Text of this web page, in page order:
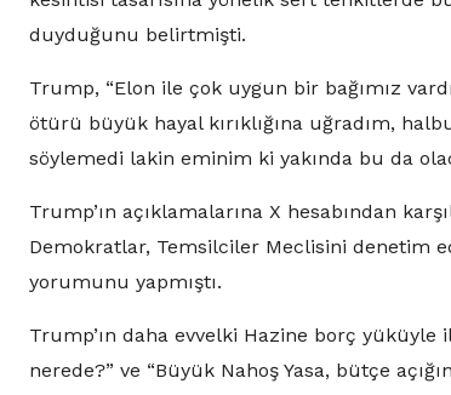
duyduğunu belirtmişti.
Trump, “Elon ile çok uygun bir bağımız
ötürü büyük hayal kırıklığına uğradım,
söylemedi lakin eminim ki yakında bu da
Trump’ın açıklamalarına X hesabından
Demokratlar, Temsilciler Meclisini denetim
yorumunu yapmıştı.
Trump’ın daha evvelki Hazine borç yüküyle
nerede?” ve “Büyük Nahoş Yasa, bütçe